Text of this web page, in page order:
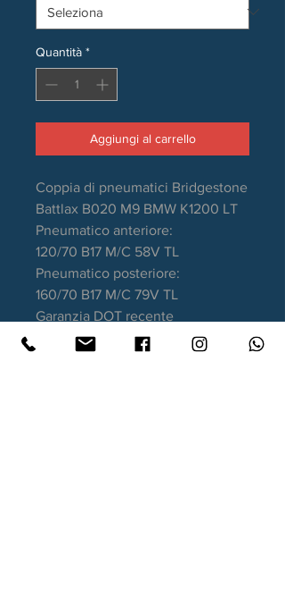
Quantità *
Aggiungi al carrello
Coppia di pneumatici Bridgestone
Battlax B020 M9 BMW K1200 LT
Pneumatico anteriore:
120/70 B17 M/C 58V TL
Pneumatico posteriore:
160/70 B17 M/C 79V TL
Garanzia DOT recente